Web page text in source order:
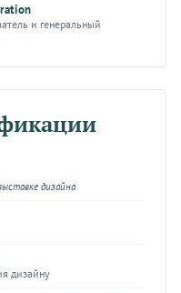
и генеральный
дизайна
дизайну